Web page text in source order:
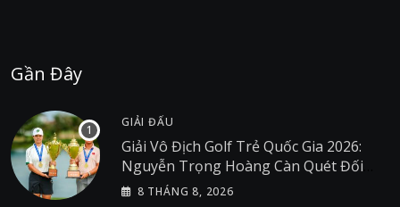
Gần Đây
GIẢI ĐẤU
Giải Vô Địch Golf Trẻ Quốc Gia 2026:
Nguyễn Trọng Hoàng Càn Quét Đối
Thủ Tại Giải Golf Việt Nam
8 THÁNG 8, 2026